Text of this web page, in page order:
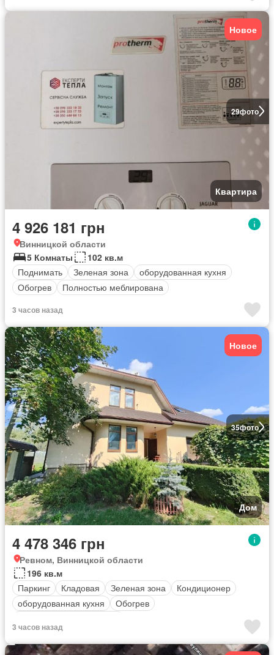
29фото
Новое
Квартира
4 926 181 грн
Винницкой области
5 Комнаты
102 кв.м
Поднимать
Зеленая зона
оборудованная кухня
Обогрев
Полностью меблирована
3 часов назад
35фото
Новое
Дом
4 478 346 грн
Ревном, Винницкой области
196 кв.м
Паркинг
Кладовая Зеленая зона
Кондиционер
оборудованная кухня
Обогрев
3 часов назад